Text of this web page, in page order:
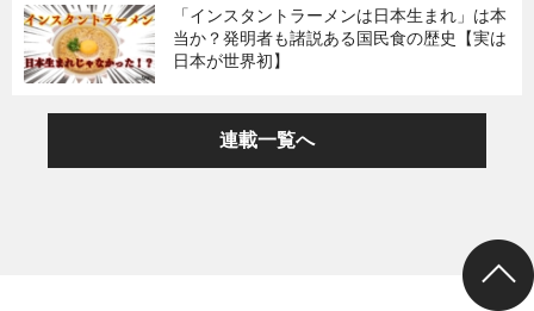
「インスタントラーメンは日本生まれ」は本
当か？発明者も諸説ある国民食の歴史【実は
日本が世界初】
連載一覧へ